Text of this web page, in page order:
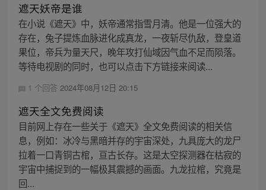
遮天妖帝是谁
在小说《遮天》中，妖帝通常指雪月清。他是一位强大的
存在，兔子提炼血脉进化成真龙，一夜斩尽仇敌，登皇道
果位，帝兵为量天尺，晚年攻打仙域因气血不足而陨落。
等待电视剧的同时，也可以点击下方链接来阅读...
1 个回答 2024年08月12日 20:15
遮天全文免费阅读
目前网上存在一些关于《遮天》全文免费阅读的相关信
息，例如：冰冷与黑暗并存的宇宙深处，九具庞大的龙尸
拉着一口青铜古棺，亘古长存。这是太空探测器在枯寂的
宇宙中捕捉到的一幅极其震撼的画面。九龙拉棺，究竟是
回...